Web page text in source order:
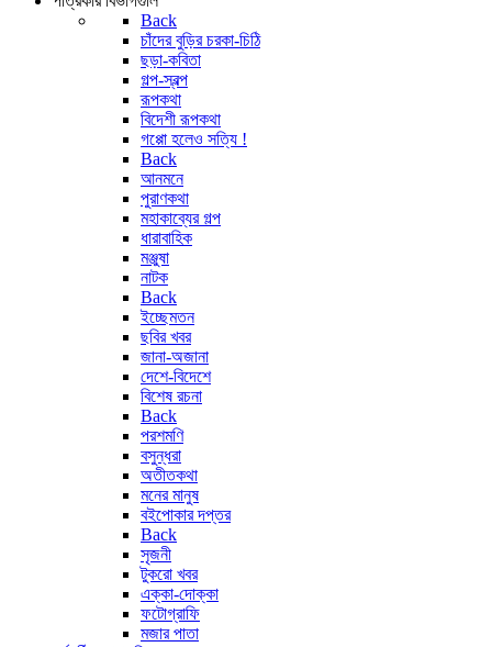
Back
চাঁদের বুড়ির চরকা-চিঠি
ছড়া-কবিতা
গল্প-স্বল্প
রূপকথা
বিদেশী রূপকথা
গপ্পো হলেও সত্যি !
Back
আনমনে
পুরাণকথা
মহাকাব্যের গল্প
ধারাবাহিক
মঞ্জুষা
নাটক
Back
ইচ্ছেমতন
ছবির খবর
জানা-অজানা
দেশে-বিদেশে
বিশেষ রচনা
Back
পরশমণি
বসুন্ধরা
অতীতকথা
মনের মানুষ
বইপোকার দপ্তর
Back
সৃজনী
টুকরো খবর
এক্কা-দোক্কা
ফটোগ্রাফি
মজার পাতা